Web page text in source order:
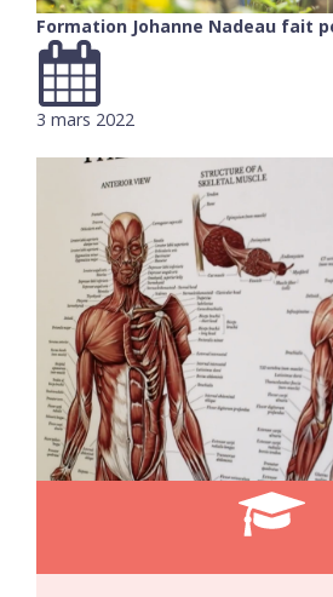
Formation Johanne Nadeau fait
3 mars 2022